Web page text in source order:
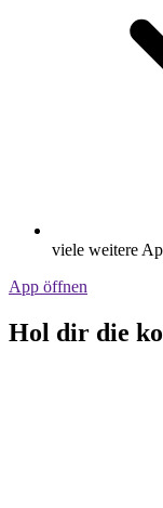
viele weitere
App öffnen
Hol dir die